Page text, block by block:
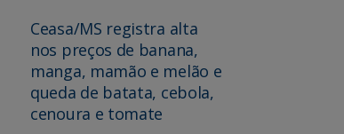
Ceasa/MS registra alta
nos preços de banana,
manga, mamão e melão e
queda de batata, cebola,
cenoura e tomate